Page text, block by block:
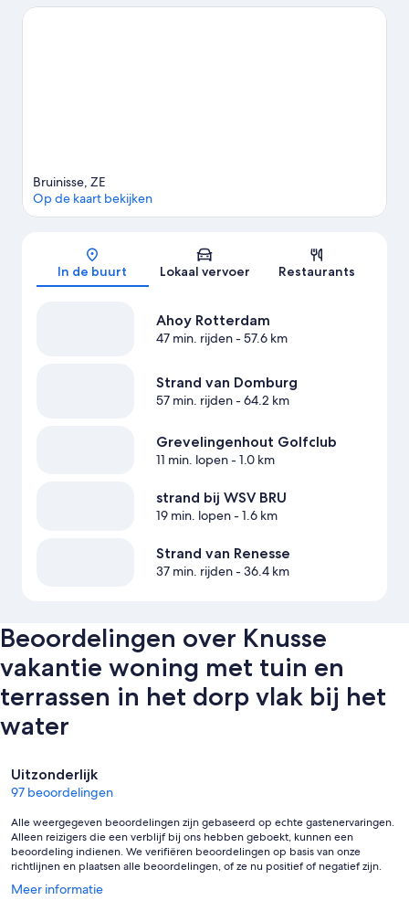
Overweeg dan een bezoek aan Maisdoolhof Noordgouwe en A
Kaart
Bruinisse, ZE
Op de kaart bekijken
In de buurt Lokaal vervoer Restaurants
Ahoy Rotterdam
47 min. rijden- 57.6 km
Strand van Domburg
57 min. rijden- 64.2 km
Grevelingenhout Golfclub
11 min. lopen- 1.0 km
strand bij WSV BRU
19 min. lopen- 1.6 km
Strand van Renesse
37 min. rijden- 36.4 km
Beoordelingen over Knusse
vakantie woning met tuin en
terrassen in het dorp vlak bij het
water
Beoordelingen
Uitzonderlijk
97 beoordelingen
Alle weergegeven beoordelingen zijn gebaseerd op echte gastenervaringen.
Alleen reizigers die een verblijf bij ons hebben geboekt, kunnen een
beoordeling indienen. We verifiëren beoordelingen op basis van onze
richtlijnen en plaatsen alle beoordelingen, of ze nu positief of negatief zijn.
Meer informatie
Opent